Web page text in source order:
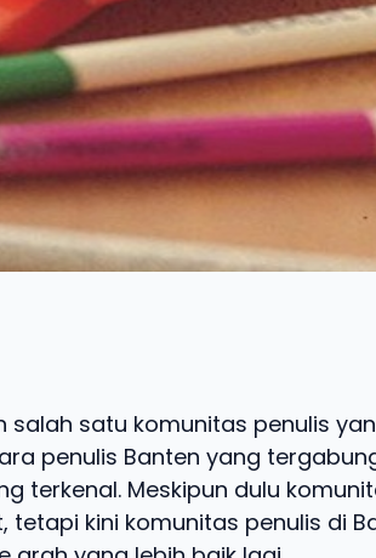
salah satu komunitas penulis
penulis Banten yang
terkenal. Meskipun dulu
kini komunitas penulis di